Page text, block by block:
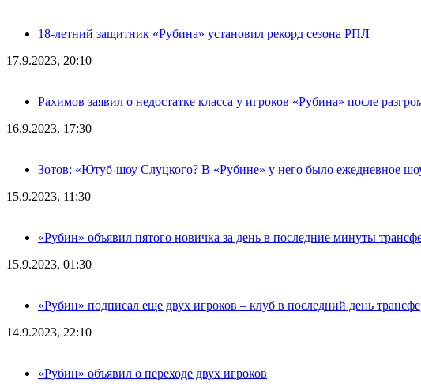
18-летний защитник «Рубина» установил рекорд сезона РПЛ
17.9.2023, 20:10
Рахимов заявил о недостатке класса у игроков «Рубина» после
16.9.2023, 17:30
Зотов: «Ютуб-шоу Слуцкого? В «Рубине» у него было ежедневное
15.9.2023, 11:30
«Рубин» объявил пятого новичка за день в последние минуты
15.9.2023, 01:30
«Рубин» подписал еще двух игроков – клуб в последний день
14.9.2023, 22:10
«Рубин» объявил о переходе двух игроков